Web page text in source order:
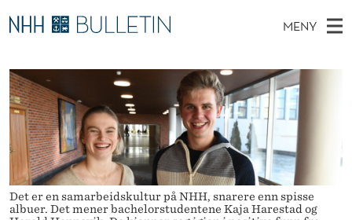
D
E
E
R
B
L
A
MENY
O
V
E
D
M
E
N
Ø
K
I
N
E
T
T
S
T
D
E
T
Stipendiater og nye forskerprofiler
Disputaser
Ekspertutvalg
Om Bulletin
Det er en samarbeidskultur på NHH, snarere enn spisse
albuer. Det mener bachelorstudentene Kaja Harestad og